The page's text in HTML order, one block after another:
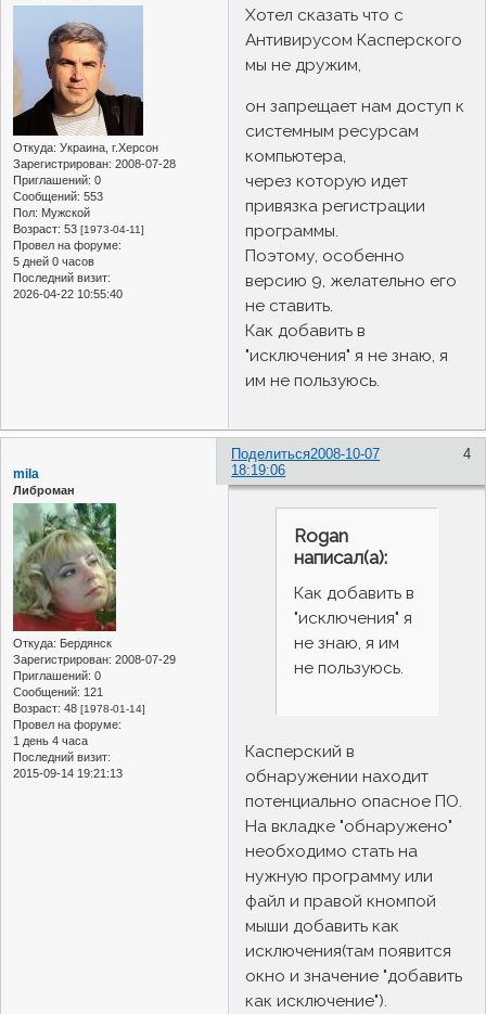
Откуда: Украина, г.Херсон
Зарегистрирован: 2008-07-28
Приглашений: 0
Сообщений: 553
Пол: Мужской
Возраст: 53 [1973-04-11]
Провел на форуме:
5 дней 0 часов
Последний визит:
2026-04-22 10:55:40
Хотел сказать что с
Антивирусом Касперского
мы не дружим,
он запрещает нам доступ к
системным ресурсам
компьютера,
через которую идет
привязка регистрации
программы.
Поэтому, особенно
версию 9, желательно его
не ставить.
Как добавить в
"исключения" я не знаю, я
им не пользуюсь.
Поделиться 4
2008-10-07
18:19:06
mila
Либроман
Откуда: Бердянск
Зарегистрирован: 2008-07-29
Приглашений: 0
Сообщений: 121
Возраст: 48 [1978-01-14]
Провел на форуме:
1 день 4 часа
Последний визит:
2015-09-14 19:21:13
Rogan
написал(а):
Как добавить в
"исключения" я
не знаю, я им
не пользуюсь.
Касперский в
обнаружении находит
потенциально опасное ПО.
На вкладке "обнаружено"
необходимо стать на
нужную программу или
файл и правой кномпой
мыши добавить как
исключения(там появится
окно и значение "добавить
как исключение").